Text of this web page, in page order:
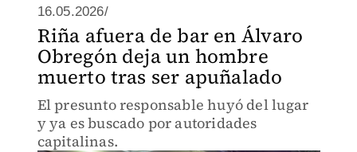
16.05.2026/
Riña afuera de bar en Álvaro
Obregón deja un hombre
muerto tras ser apuñalado
El presunto responsable huyó del lugar
y ya es buscado por autoridades
capitalinas.